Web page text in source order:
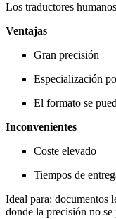
Los traductores
Ventajas
Gran precisión
Especialización
El formato se
Inconvenientes
Coste elevado
Tiempos de
Ideal para: documentos
donde la precisión no se